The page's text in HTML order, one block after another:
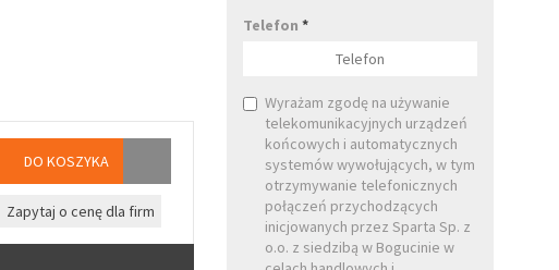
DO KOSZYKA
Zapytaj o cenę dla firm
Telefon*
Wyrażam zgodę na używanie
telekomunikacyjnych urządzeń
końcowych i automatycznych
systemów wywołujących, w tym
otrzymywanie telefonicznych
połączeń przychodzących
inicjowanych przez Sparta Sp. z
o.o. z siedzibą w Bogucinie w